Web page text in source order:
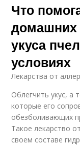
Что
домашних
укуса
условиях
Лекарства от
Облегчить укус, а
которые его
обезболивающих
Такое лекарство
своем составе